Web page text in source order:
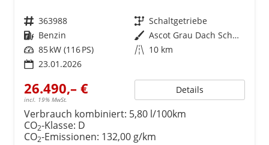
Fahrzeugnr. 363988 Getriebe Schaltgetriebe
Kraftstoff Benzin Außenfarbe
Ascot Grau Dach Schwarz 6UA1
Leistung 85 kW (116 PS) Kilometerstand 10 km
23.01.2026
26.490,– €
incl. 19% MwSt.
Details
Verbrauch kombiniert: 5,80 l/100km
CO2-Klasse: D
CO2-Emissionen: 132,00 g/km